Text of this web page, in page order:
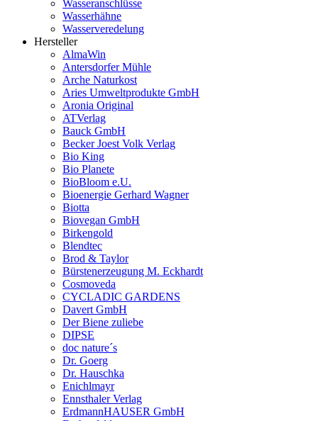
Wasseranschlüsse
Wasserhähne
Wasserveredelung
Hersteller
AlmaWin
Antersdorfer Mühle
Arche Naturkost
Aries Umweltprodukte GmbH
Aronia Original
ATVerlag
Bauck GmbH
Becker Joest Volk Verlag
Bio King
Bio Planete
BioBloom e.U.
Bioenergie Gerhard Wagner
Biotta
Biovegan GmbH
Birkengold
Blendtec
Brod & Taylor
Bürstenerzeugung M. Eckhardt
Cosmoveda
CYCLADIC GARDENS
Davert GmbH
Der Biene zuliebe
DIPSE
doc nature´s
Dr. Goerg
Dr. Hauschka
Enichlmayr
Ennsthaler Verlag
ErdmannHAUSER GmbH